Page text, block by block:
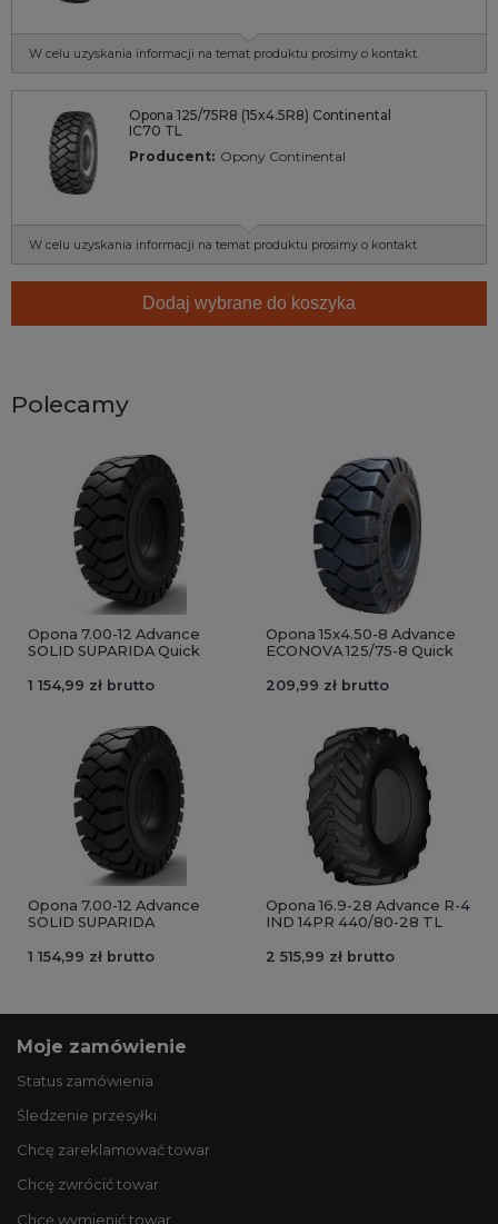
W celu uzyskania informacji na temat produktu prosimy o kontakt.
Opona 125/75R8 (15x4.5R8) Continental
IC70 TL
Producent: Opony Continental
W celu uzyskania informacji na temat produktu prosimy o kontakt.
Dodaj wybrane do koszyka
Polecamy
Opona 7.00-12 Advance
SOLID SUPARIDA Quick
1 154,99 zł brutto
Opona 15x4.50-8 Advance
ECONOVA 125/75-8 Quick
209,99 zł brutto
Opona 7.00-12 Advance
SOLID SUPARIDA
1 154,99 zł brutto
Opona 16.9-28 Advance R-4
IND 14PR 440/80-28 TL
2 515,99 zł brutto
Moje zamówienie
Status zamówienia
Śledzenie przesyłki
Chcę zareklamować towar
Chcę zwrócić towar
Chcę wymienić towar